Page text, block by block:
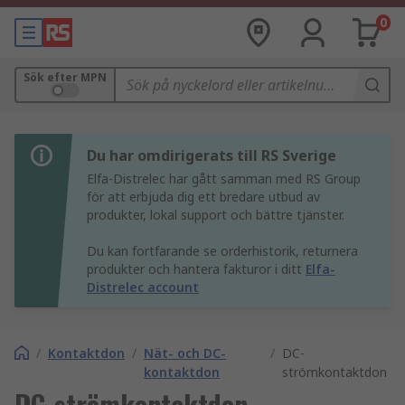
0
Sök efter MPN
Du har omdirigerats till RS Sverige
Elfa-Distrelec har gått samman med RS Group
för att erbjuda dig ett bredare utbud av
produkter, lokal support och bättre tjänster.
Du kan fortfarande se orderhistorik, returnera
produkter och hantera fakturor i ditt Elfa-
Distrelec account
/ Kontaktdon / Nät- och DC-
kontaktdon
/ DC-
strömkontaktdon